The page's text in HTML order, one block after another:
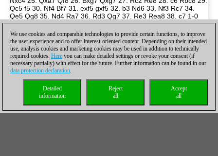
We use cookies and comparable technologies to provide certain functions, to improve
the user experience and to offer interest-oriented content. Depending on their intended
use, analysis cookies and marketing cookies may be used in addition to technically
required cookies. Here you can make detailed settings or revoke your consent (if
necessary partially) with effect for the future. Further information can be found in our
data protection declaration.
Accept
all
Reject
all
Detailed
information